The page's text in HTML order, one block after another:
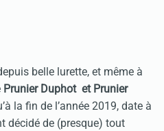
belle lurette, et même à
Prunier Duphot et Prunier
la fin de l’année 2019, date à
décidé de (presque) tout